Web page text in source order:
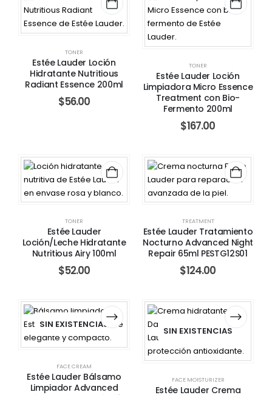
TONER
Estée Lauder Loción
Hidratante Nutritious
Radiant Essence 200ml
$56.00
TONER
Estée Lauder Loción
Limpiadora Micro Essence
Treatment con Bio-
Fermento 200ml
$167.00
TONER
Estée Lauder
Loción/Leche Hidratante
Nutritious Airy 100ml
$52.00
TREATMENT
Estée Lauder Tratamiento
Nocturno Advanced Night
Repair 65ml PESTG12S01
$124.00
SIN EXISTENCIAS
FACE CREAM
Estée Lauder Bálsamo
Limpiador Advanced
SIN EXISTENCIAS
FACE MOISTURIZER
Estée Lauder Crema